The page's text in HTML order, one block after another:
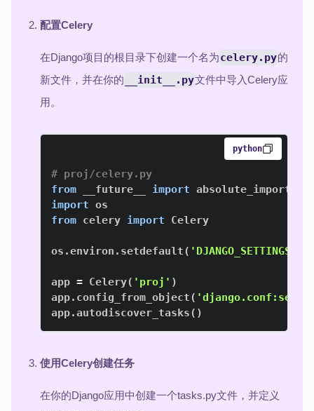
配置Celery
在Django项目的根目录下创建一个名为celery.py的
新文件，并在你的
__init__.py文件中导入Celery应
用。
python
# proj/celery.py
from __future__ import absolute_import
import
from celery import
os .environ . setdefault(
app = Celery( 'proj' )
app. config_from_object(
app.autodiscover_tasks( )
使用Celery创建任务
在你的Django应用中创建一个tasks.py文件，并定义